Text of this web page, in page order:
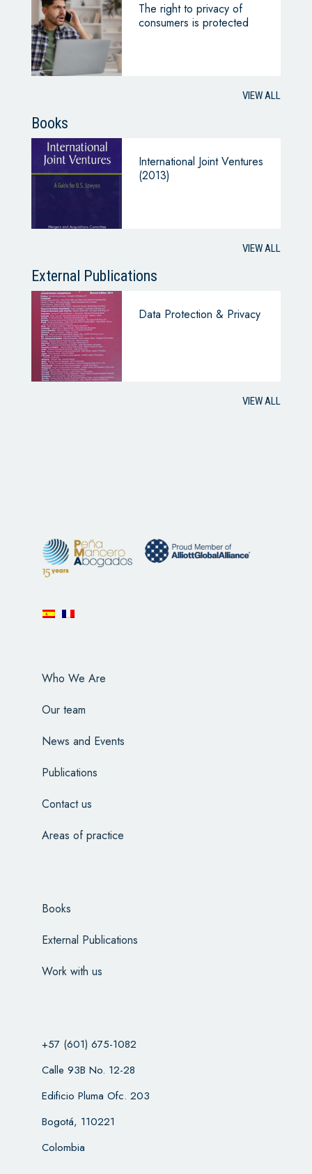
The right to privacy of
consumers is protected
VIEW ALL
Books
International Joint Ventures
(2013)
VIEW ALL
External Publications
Data Protection & Privacy
VIEW ALL
Who We Are
Our team
News and Events
Publications
Contact us
Areas of practice
Books
External Publications
Work with us
+57 (601) 675-1082
Calle 93B No. 12-28
Edificio Pluma Ofc. 203
Bogotá, 110221
Colombia